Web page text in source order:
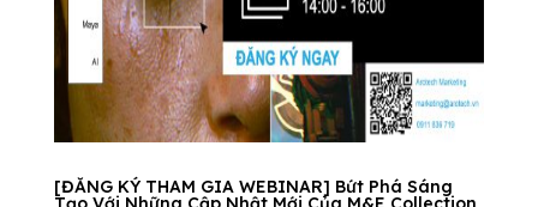
[ĐĂNG KÝ THAM GIA WEBINAR] Bứt Phá Sáng